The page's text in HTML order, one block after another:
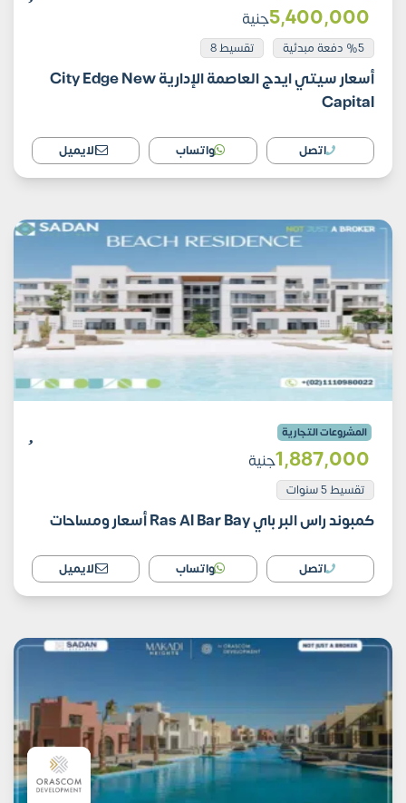
5٬400٬000جنية
%5 دفعة مبدئية تقسيط 8
أسعار سيتي ايدج العاصمة الإدارية City Edge New
Capital
اتصل واتساب الايميل
المشروعات التجارية
1٬887٬000جنية
تقسيط 5 سنوات
كمبوند راس البر باي Ras Al Bar Bay أسعار ومساحات
اتصل واتساب الايميل